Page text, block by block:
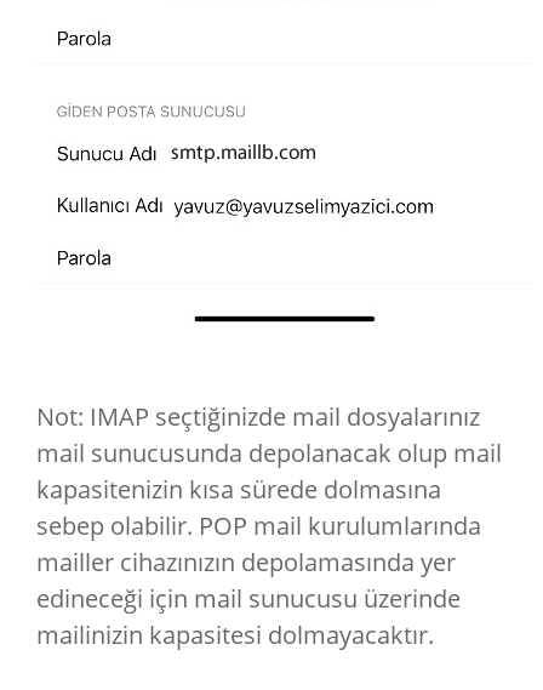
Not: IMAP seçtiğinizde mail dosyalarınız
mail sunucusunda depolanacak olup mail
kapasitenizin kısa sürede dolmasına
sebep olabilir. POP mail kurulumlarında
mailler cihazınızın depolamasında yer
edineceği için mail sunucusu üzerinde
mailinizin kapasitesi dolmayacaktır.